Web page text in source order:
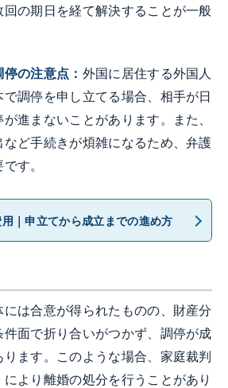
の期日を経て解決することが一般
の注意点： 外国に居住する外国人
調停を申し立てる場合、相手が日
進まないことがあります。また、
ど手続きが煩雑になるため、弁護
す。
｜申立てから成立までの進め方
は合意が得られたものの、財産分
面で折り合いがつかず、調停が成
ます。このような場合、家庭裁判
より離婚の処分を行うことがあり